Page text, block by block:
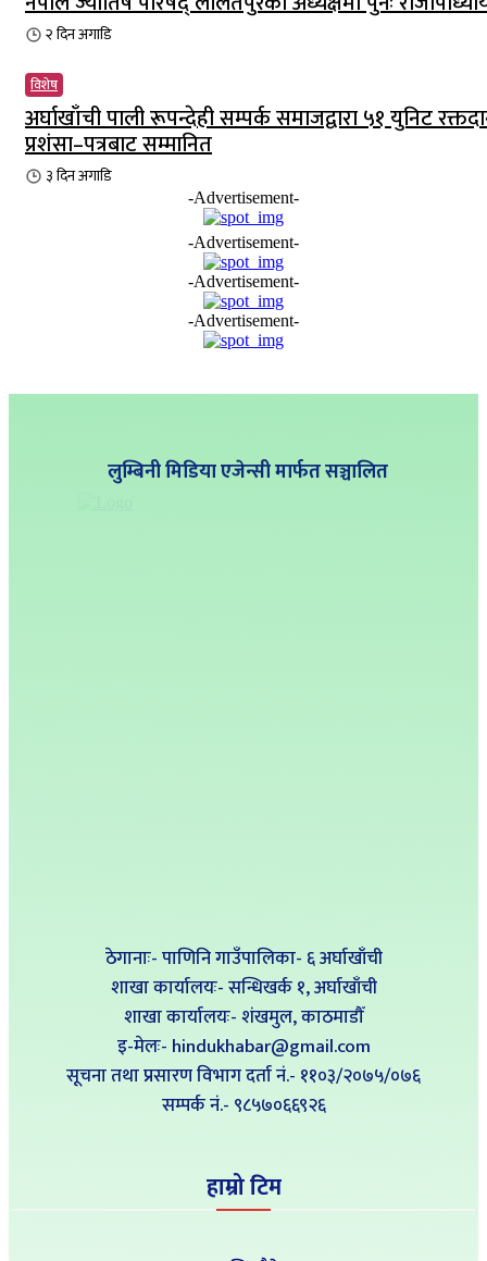
२ दिनअगाडि
विशेष
अर्घाखाँची पाली रूपन्देही सम्पर्क समाजद्वारा ५१ युनिट
प्रशंसा–पत्रबाट सम्मानित
३ दिनअगाडि
-Advertisement-
-Advertisement-
-Advertisement-
-Advertisement-
लुम्बिनी मिडिया एजेन्सी मार्फत सञ्चालित
ठेगानाः- पाणिनि गाउँपालिका- ६ अर्घाखाँची
शाखा कार्यालयः- सन्धिखर्क १, अर्घाखाँची
शाखा कार्यालयः- शंखमुल, काठमाडौँ
इ-मेलः- hindukhabar@gmail.com
सूचना तथा प्रसारण विभाग दर्ता नं.- ११०३/२०७५/०७६
सम्पर्क नं‍.- ९८५७०६६९२६
हाम्रो टिम